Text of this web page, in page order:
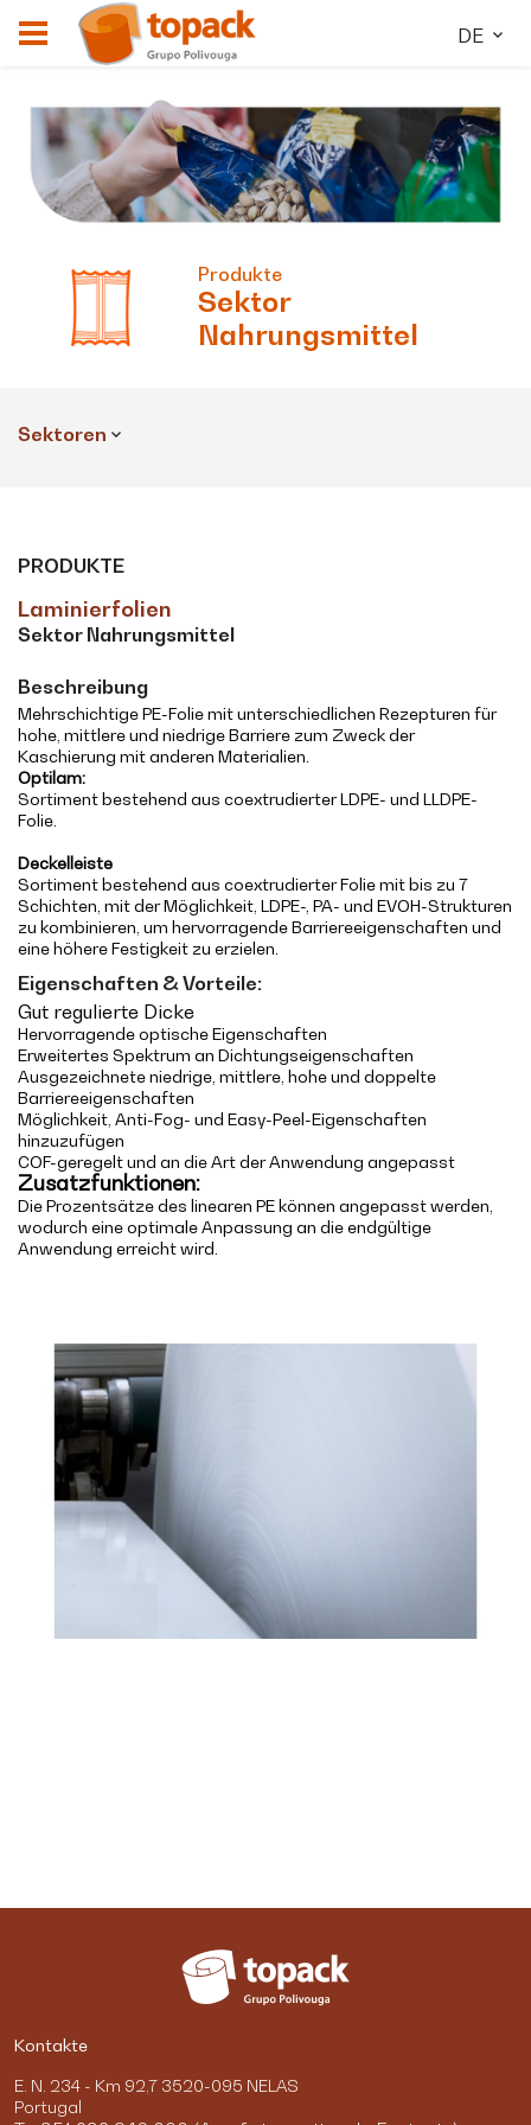
DE
Produkte
Sektor
Nahrungsmittel
Sektoren
PRODUKTE
Laminierfolien
Sektor Nahrungsmittel
Beschreibung
Mehrschichtige PE-Folie mit unterschiedlichen Rezepturen für
hohe, mittlere und niedrige Barriere zum Zweck der
Kaschierung mit anderen Materialien.
Optilam:
Sortiment bestehend aus coextrudierter LDPE- und LLDPE-
Folie.
Deckelleiste
Sortiment bestehend aus coextrudierter Folie mit bis zu 7
Schichten, mit der Möglichkeit, LDPE-, PA- und EVOH-Strukturen
zu kombinieren, um hervorragende Barriereeigenschaften und
eine höhere Festigkeit zu erzielen.
Eigenschaften & Vorteile:
Gut regulierte Dicke
Hervorragende optische Eigenschaften
Erweitertes Spektrum an Dichtungseigenschaften
Ausgezeichnete niedrige, mittlere, hohe und doppelte
Barriereeigenschaften
Möglichkeit, Anti-Fog- und Easy-Peel-Eigenschaften
hinzuzufügen
COF-geregelt und an die Art der Anwendung angepasst
Zusatzfunktionen:
Die Prozentsätze des linearen PE können angepasst werden,
wodurch eine optimale Anpassung an die endgültige
Anwendung erreicht wird.
Kontakte
E. N. 234 - Km 92,7 3520-095 NELAS
Portugal